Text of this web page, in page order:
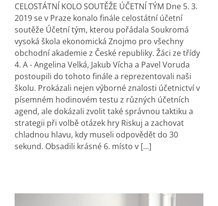
CELOSTÁTNÍ KOLO SOUTĚŽE ÚČETNÍ TÝM Dne 5. 3.
2019 se v Praze konalo finále celostátní účetní
soutěže Účetní tým, kterou pořádala Soukromá
vysoká škola ekonomická Znojmo pro všechny
obchodní akademie z České republiky. Žáci ze třídy
4. A - Angelina Velká, Jakub Vícha a Pavel Voruda
postoupili do tohoto finále a reprezentovali naši
školu. Prokázali nejen výborné znalosti účetnictví v
písemném hodinovém testu z různých účetních
agend, ale dokázali zvolit také správnou taktiku a
strategii při volbě otázek hry Riskuj a zachovat
chladnou hlavu, kdy museli odpovědět do 30
sekund. Obsadili krásné 6. místo v [...]